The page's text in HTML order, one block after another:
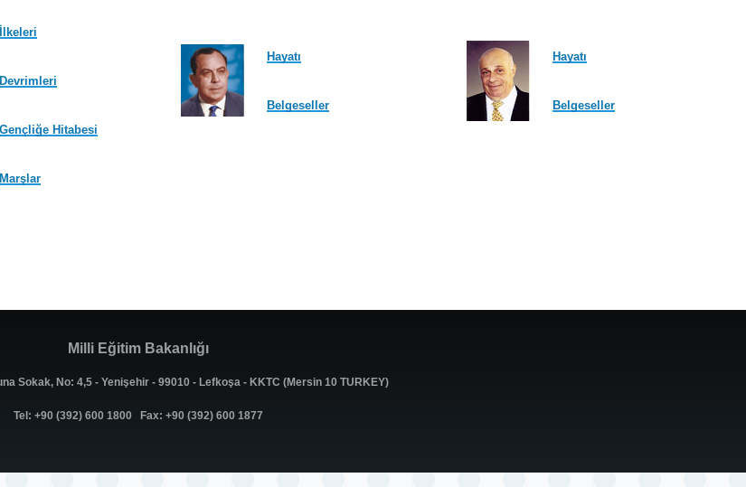
İlkeleri
Devrimleri
Gençliğe Hitabesi
Marşlar
Hayatı
Belgeseller
Hayatı
Belgeseller
Milli Eğitim Bakanlığı
Sokak, No: 4,5 - Yenişehir - 99010 - Lefkoşa - KKTC (Mersin 10 TURKEY)
Tel: +90 (392) 600 1800 Fax: +90 (392) 600 1877